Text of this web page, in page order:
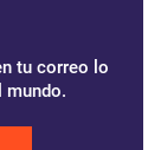
tu correo lo
mundo.